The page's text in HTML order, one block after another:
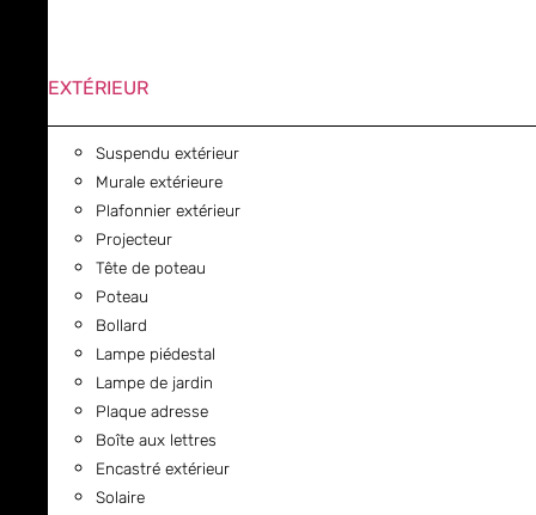
EXTÉRIEUR
Suspendu extérieur
Murale extérieure
Plafonnier extérieur
Projecteur
Tête de poteau
Poteau
Bollard
Lampe piédestal
Lampe de jardin
Plaque adresse
Boîte aux lettres
Encastré extérieur
Solaire